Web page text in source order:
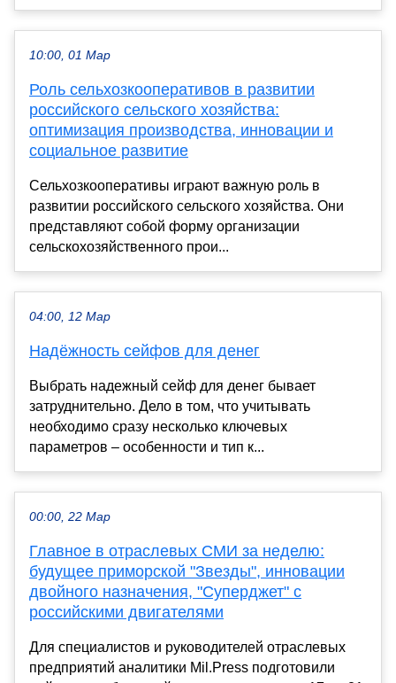
10:00, 01 Мар
Роль сельхозкооперативов в развитии
российского сельского хозяйства:
оптимизация производства, инновации и
социальное развитие
Сельхозкооперативы играют важную роль в
развитии российского сельского хозяйства. Они
представляют собой форму организации
сельскохозяйственного прои...
04:00, 12 Мар
Надёжность сейфов для денег
Выбрать надежный сейф для денег бывает
затруднительно. Дело в том, что учитывать
необходимо сразу несколько ключевых
параметров – особенности и тип к...
00:00, 22 Мар
Главное в отраслевых СМИ за неделю:
будущее приморской "Звезды", инновации
двойного назначения, "Суперджет" с
российскими двигателями
Для специалистов и руководителей отраслевых
предприятий аналитики Mil.Press подготовили